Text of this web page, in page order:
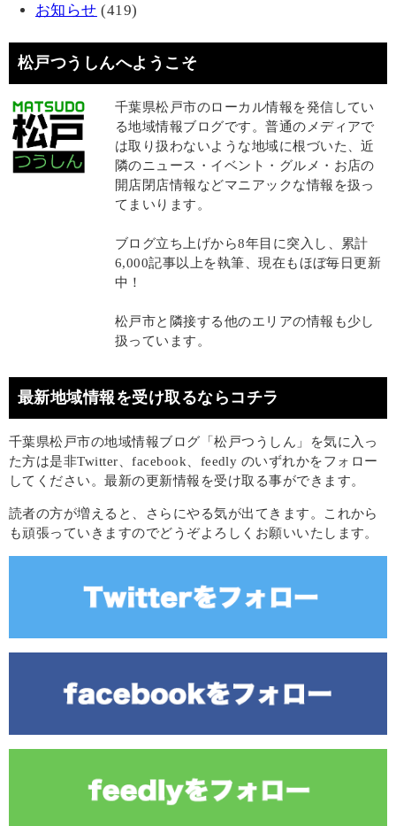
お知らせ (419)
松戸つうしんへようこそ
千葉県松戸市のローカル情報を発信してい
る地域情報ブログです。普通のメディアで
は取り扱わないような地域に根づいた、近
隣のニュース・イベント・グルメ・お店の
開店閉店情報などマニアックな情報を扱っ
てまいります。
ブログ立ち上げから8年目に突入し、累計
6,000記事以上を執筆、現在もほぼ毎日更新
中！
松戸市と隣接する他のエリアの情報も少し
扱っています。
最新地域情報を受け取るならコチラ
千葉県松戸市の地域情報ブログ「松戸つうしん」を気に入っ
た方は是非Twitter、facebook、feedly のいずれかをフォロー
してください。最新の更新情報を受け取る事ができます。
読者の方が増えると、さらにやる気が出てきます。これから
も頑張っていきますのでどうぞよろしくお願いいたします。